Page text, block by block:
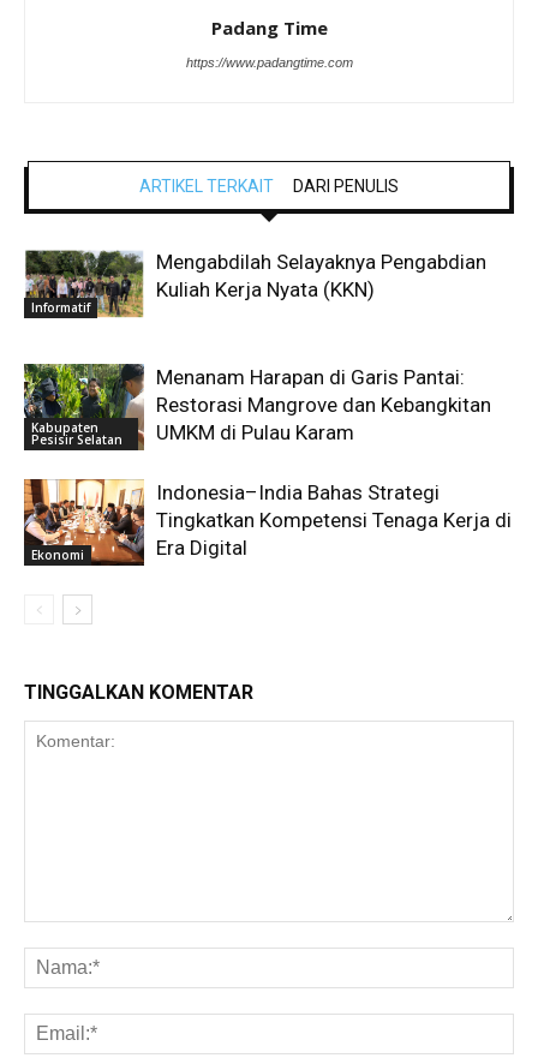
Padang Time
https://www.padangtime.com
ARTIKEL TERKAIT DARI PENULIS
Informatif
Mengabdilah Selayaknya Pengabdian
Kuliah Kerja Nyata (KKN)
Kabupaten
Pesisir Selatan
Menanam Harapan di Garis Pantai:
Restorasi Mangrove dan Kebangkitan
UMKM di Pulau Karam
Ekonomi
Indonesia–India Bahas Strategi
Tingkatkan Kompetensi Tenaga Kerja di
Era Digital
TINGGALKAN KOMENTAR